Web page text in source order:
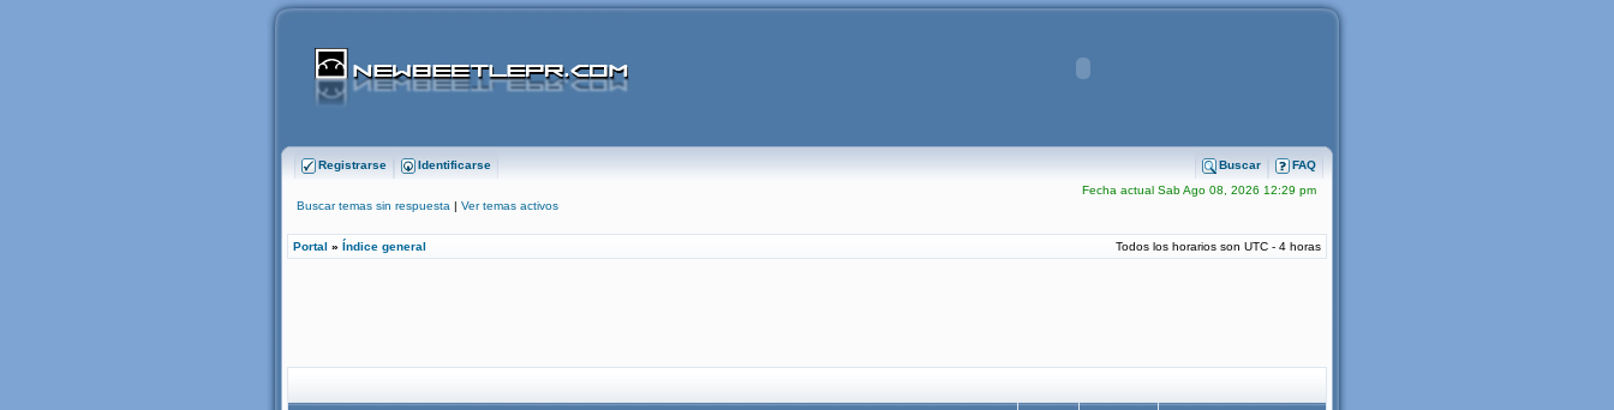
Registrarse Identificarse FAQ
Buscar
Fecha actual Sab Ago 08, 2026 12:29 pm
Buscar temas sin respuesta | Ver temas activos
Portal » Índice general Todos los horarios son UTC - 4 horas